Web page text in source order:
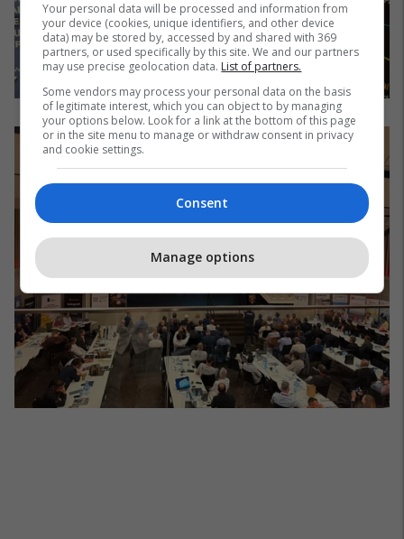
Your personal data will be processed and information from
your device (cookies, unique identifiers, and other device
data) may be stored by, accessed by and shared with 369
partners, or used specifically by this site. We and our partners
may use precise geolocation data. List of partners.
Some vendors may process your personal data on the basis
of legitimate interest, which you can object to by managing
your options below. Look for a link at the bottom of this page
or in the site menu to manage or withdraw consent in privacy
and cookie settings.
Consent
Manage options